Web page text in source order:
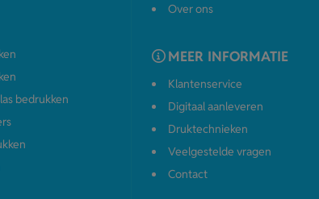
bedrukken
Over ons
MEER INFORMATIE
Klantenservice
Digitaal aanleveren
Druktechnieken
Veelgestelde vragen
Contact